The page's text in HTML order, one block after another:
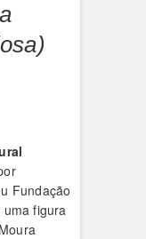
Fundação
figura